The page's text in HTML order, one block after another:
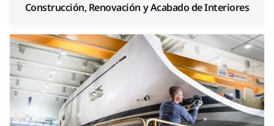
Construcción, Renovación y Acabado de Interiores